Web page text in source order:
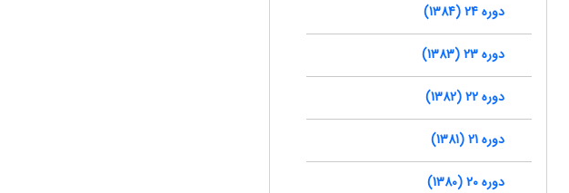
دوره 24 (1384)
دوره 23 (1383)
دوره 22 (1382)
دوره 21 (1381)
دوره 20 (1380)